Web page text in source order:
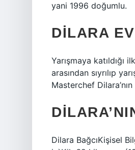
yani 1996 doğumlu.
DILARA
Yarışmaya katıldığı
arasından sıyrılıp
Masterchef
Dilara BağcıKişisel